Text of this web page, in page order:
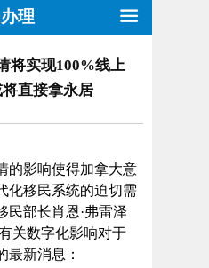
理
将实现100%线上
直接拿永居
的影响使得加拿大意
化移民系统的迫切需
民部长肖恩·弗雷泽
关数字化影响对于
最新消息：